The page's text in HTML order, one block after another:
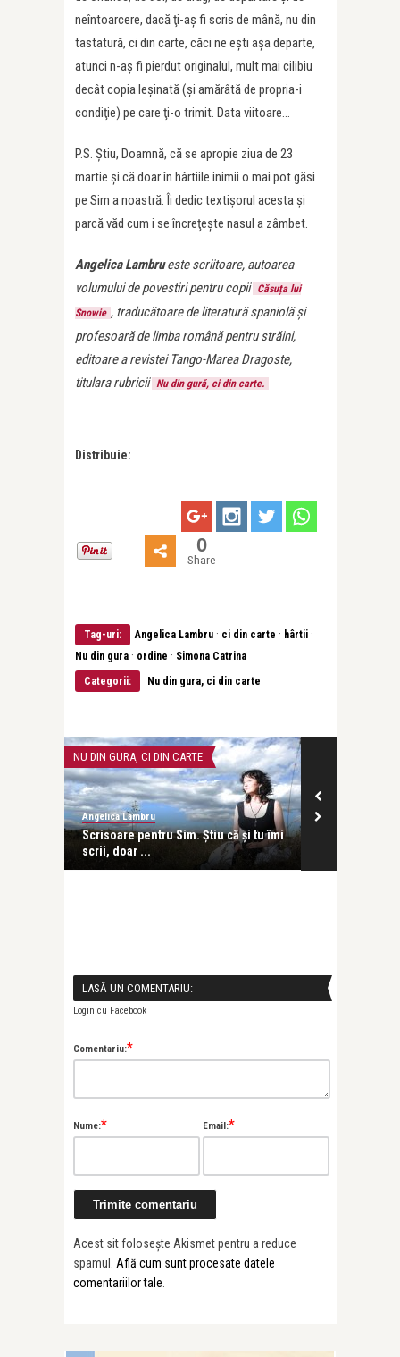
neîntoarcere, dacă ţi-aş fi scris de mână, nu din
tastatură, ci din carte, căci ne eşti aşa departe,
atunci n-aş fi pierdut originalul, mult mai cilibiu
decât copia leşinată (şi amărâtă de propria-i
condiţie) pe care ţi-o trimit. Data viitoare…
P.S. Ştiu, Doamnă, că se apropie ziua de 23
martie şi că doar în hârtiile inimii o mai pot găsi
pe Sim a noastră. Îi dedic textişorul acesta şi
parcă văd cum i se încreţeşte nasul a zâmbet.
Angelica Lambrueste scriitoare, autoarea
volumului de povestiri pentru copii Căsuța lui
Snowie , traducătoare de literatură spaniolă și
profesoară de limba română pentru străini,
editoare a revistei Tango-Marea Dragoste,
titulara rubricii Nu din gură, ci din carte.
Distribuie:
0
Share
Tag-uri: Angelica Lambru · ci din carte · hârtii ·
Nu din gura · ordine · Simona Catrina
Categorii:
Nu din gura, ci din carte
NU DIN GURA, CI DIN CARTE
Angelica Lambru
Scrisoare pentru Sim. Ştiu că şi tu îmi
scrii, doar ...
LASĂ UN COMENTARIU:
Login cu Facebook
Comentariu:*
Nume:* Email:*
Acest sit folosește Akismet pentru a reduce
spamul. Află cum sunt procesate datele
comentariilor tale.